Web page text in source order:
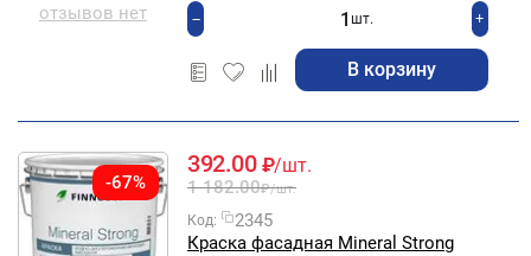
отзывов нет +
шт.
−
В корзину
-67%
392.00 ₽/шт.
1 182.00₽/шт.
Код:
2345
Краска фасадная Mineral Strong